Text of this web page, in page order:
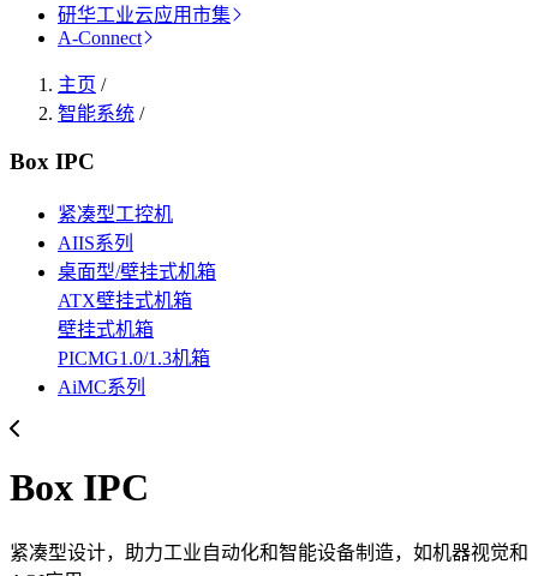
研华工业云应用市集
A-Connect
主页 /
智能系统 /
Box IPC
紧凑型工控机
AIIS系列
桌面型/壁挂式机箱
ATX壁挂式机箱
壁挂式机箱
PICMG1.0/1.3机箱
AiMC系列
Box IPC
紧凑型设计，助力工业自动化和智能设备制造，如机器视觉和